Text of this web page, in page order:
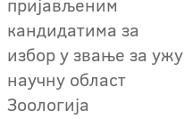
кандидатима за
избор у звање за ужу
научну област
Зоологија